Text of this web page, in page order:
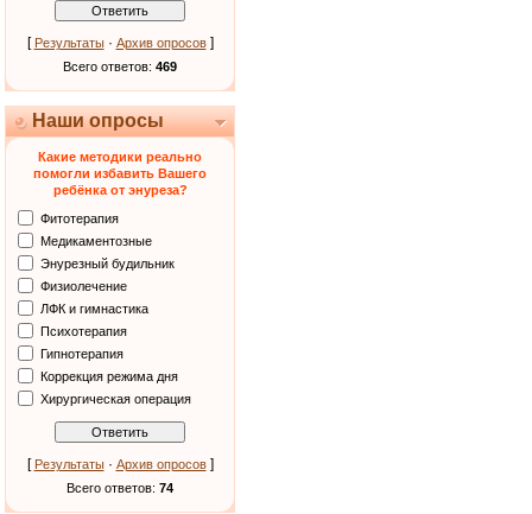
[ Результаты· Архив опросов]
Всего ответов: 469
Наши опросы
Какие методики реально
помогли избавить Вашего
ребёнка от энуреза?
Фитотерапия
Медикаментозные
Энурезный будильник
Физиолечение
ЛФК и гимнастика
Психотерапия
Гипнотерапия
Коррекция режима дня
Хирургическая операция
[ Результаты· Архив опросов]
Всего ответов: 74